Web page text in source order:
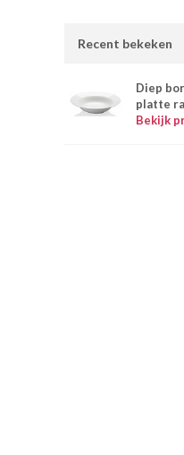
Recent bekeken
Diep
platte
Bekijk